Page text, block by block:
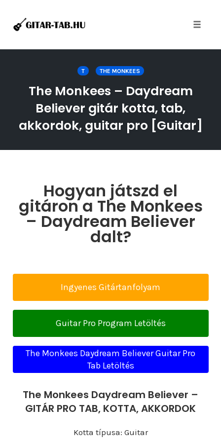
T THE MONKEES
The Monkees – Daydream
Believer gitár kotta, tab,
akkordok, guitar pro [Guitar]
Hogyan játszd el
gitáron a The Monkees
– Daydream Believer
dalt?
Ingyenes Gitártanfolyam
Guitar Pro Program Letöltés
The Monkees Daydream Believer Guitar Pro
Tab Letöltés
The Monkees Daydream Believer –
GITÁR PRO TAB, KOTTA, AKKORDOK
Kotta típusa: Guitar